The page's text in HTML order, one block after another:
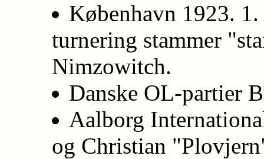
København 1923.
turnering stammer
Nimzowitch.
Danske OL-partier
Aalborg
og Christian